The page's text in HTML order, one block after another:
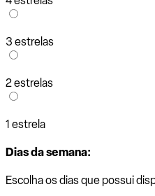
3 estrelas
2 estrelas
1 estrela
Dias da semana:
Escolha os dias que possui